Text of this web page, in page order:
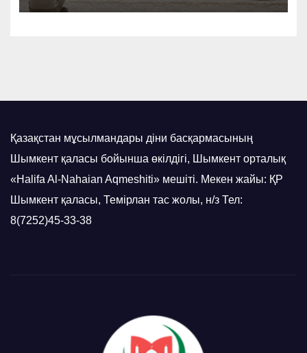
Қазақстан мұсылмандары діни басқармасының
Шымкент қаласы бойынша өкілдігі, Шымкент орталық
«Halifa Al-Nahaian Aqmeshiti» мешіті. Мекен жайы: ҚР
Шымкент қаласы, Темірлан тас жолы, н/з Тел:
8(7252)45-33-38